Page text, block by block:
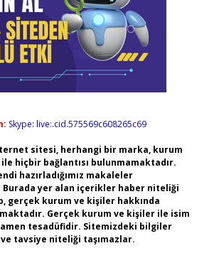
Skype: live:.cid.575569c608265c69
sitesi, herhangi bir marka, kurum
hiçbir bağlantısı bulunmamaktadır.
hazırladığımız makaleler
Burada yer alan içerikler haber niteliği
gerçek kurum ve kişiler hakkında
Gerçek kurum ve kişiler ile isim
tesadüfidir. Sitemizdeki bilgiler
tavsiye niteliği taşımazlar.